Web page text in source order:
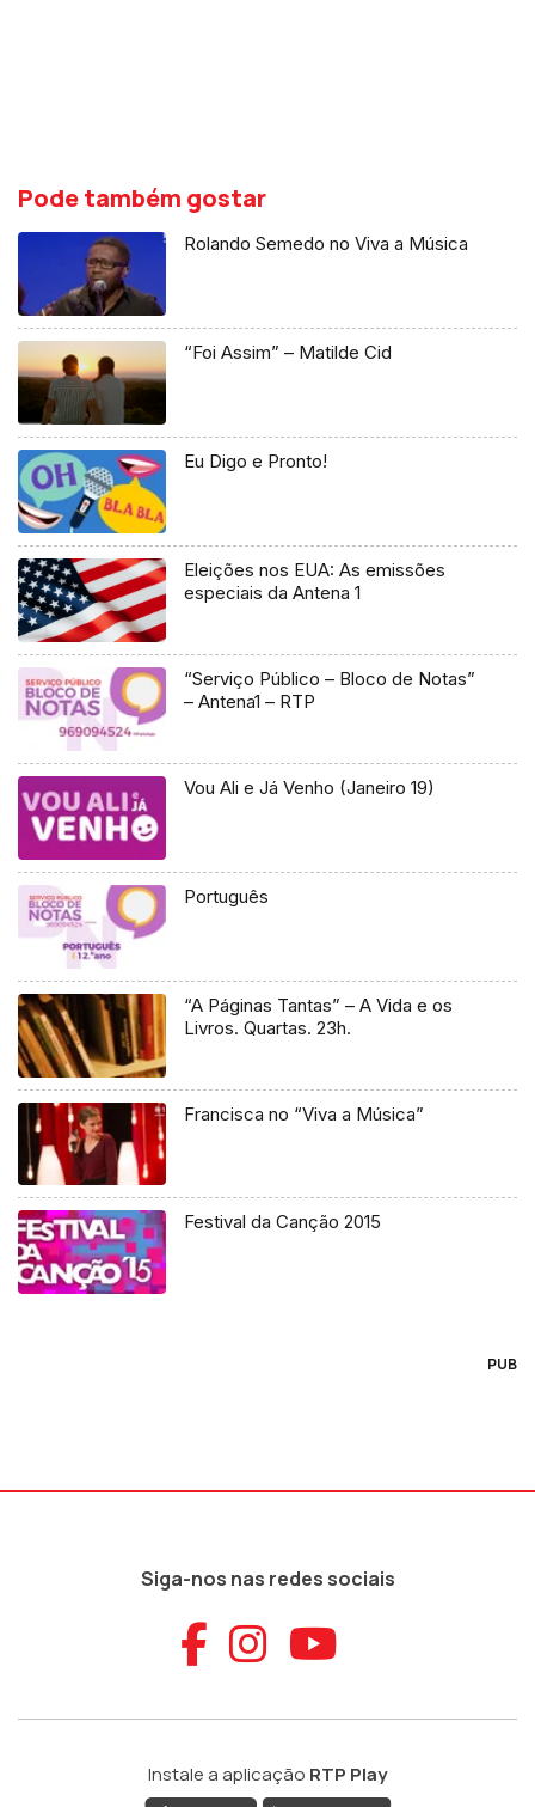
Pode também gostar
Rolando Semedo no Viva a Música
“Foi Assim” – Matilde Cid
Eu Digo e Pronto!
Eleições nos EUA: As emissões
especiais da Antena 1
“Serviço Público – Bloco de Notas”
– Antena1 – RTP
Vou Ali e Já Venho (Janeiro 19)
Português
“A Páginas Tantas” – A Vida e os
Livros. Quartas. 23h.
Francisca no “Viva a Música”
Festival da Canção 2015
PUB
Siga-nos nas redes sociais
Aceder ao
Aceder ao
Aceder
Instale a aplicação RTP Play